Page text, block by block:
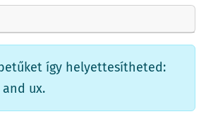
így helyettesítheted:
and ux.